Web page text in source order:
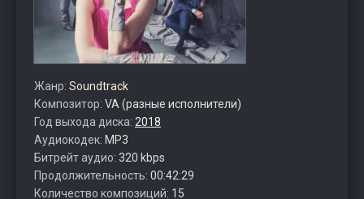
Жанр: Soundtrack
Композитор: VA (разные исполнители)
Год выхода диска: 2018
Аудиокодек: MP3
Битрейт аудио: 320 kbps
Продолжительность: 00:42:29
Количество композиций: 15